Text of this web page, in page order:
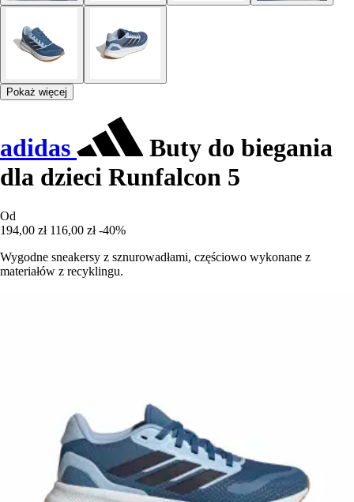
Pokaż więcej
adidas
Buty do biegania
dla dzieci Runfalcon 5
Od
194,00 zł 116,00 zł -40%
Wygodne sneakersy z sznurowadłami, częściowo wykonane z
materiałów z recyklingu.